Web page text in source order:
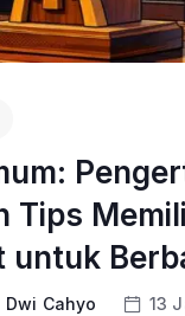
Tips
untuk
Dwi Cahyo
13